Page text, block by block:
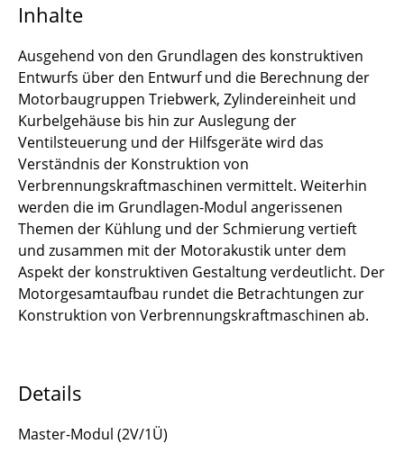
Inhalte
Ausgehend von den Grundlagen des konstruktiven
Entwurfs über den Entwurf und die Berechnung der
Motorbaugruppen Triebwerk, Zylindereinheit und
Kurbelgehäuse bis hin zur Auslegung der
Ventilsteuerung und der Hilfsgeräte wird das
Verständnis der Konstruktion von
Verbrennungskraftmaschinen vermittelt. Weiterhin
werden die im Grundlagen-Modul angerissenen
Themen der Kühlung und der Schmierung vertieft
und zusammen mit der Motorakustik unter dem
Aspekt der konstruktiven Gestaltung verdeutlicht. Der
Motorgesamtaufbau rundet die Betrachtungen zur
Konstruktion von Verbrennungskraftmaschinen ab.
Details
Master-Modul (2V/1Ü)